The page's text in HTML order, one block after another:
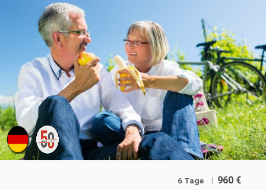
6 Tage 960 €